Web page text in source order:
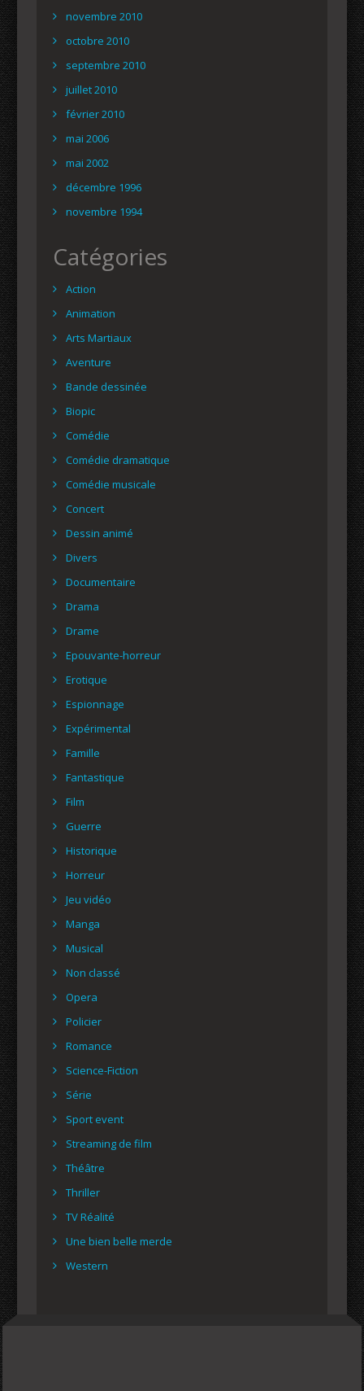
novembre 2010
octobre 2010
septembre 2010
juillet 2010
février 2010
mai 2006
mai 2002
décembre 1996
novembre 1994
Catégories
Action
Animation
Arts Martiaux
Aventure
Bande dessinée
Biopic
Comédie
Comédie dramatique
Comédie musicale
Concert
Dessin animé
Divers
Documentaire
Drama
Drame
Epouvante-horreur
Erotique
Espionnage
Expérimental
Famille
Fantastique
Film
Guerre
Historique
Horreur
Jeu vidéo
Manga
Musical
Non classé
Opera
Policier
Romance
Science-Fiction
Série
Sport event
Streaming de film
Théâtre
Thriller
TV Réalité
Une bien belle merde
Western